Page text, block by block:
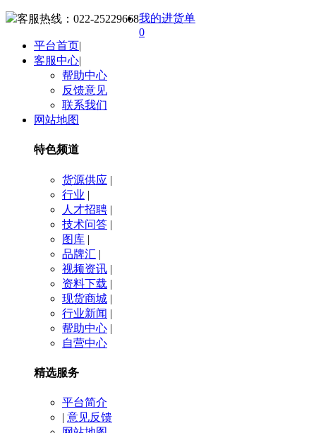
客服热线： 022-25229668我的进货单
0
平台首页|
客服中心|
帮助中心
反馈意见
联系我们
网站地图
特色频道
货源供应 |
行业 |
人才招聘 |
技术问答 |
图库 |
品牌汇 |
视频资讯 |
资料下载 |
现货商城 |
行业新闻 |
帮助中心 |
自营中心
精选服务
平台简介
| 意见反馈